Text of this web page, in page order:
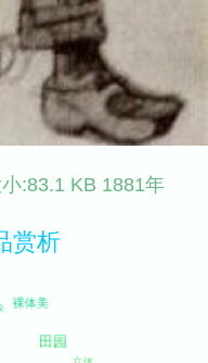
:83.1 KB 1881年
赏析